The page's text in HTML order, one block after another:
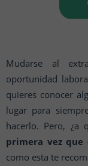
Mudarse al
oportunidad
quieres conocer
lugar para
hacerlo. Pero, ¿a
primera vez que
como esta te